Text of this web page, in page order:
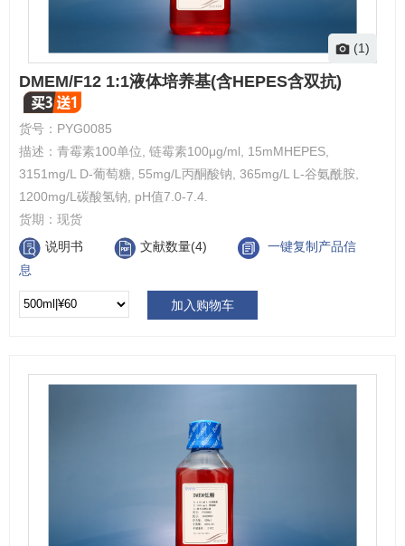
(1)
DMEM/F12 1:1液体培养基(含HEPES含双抗)
货号： PYG0085
描述： 青霉素100单位, 链霉素100μg/ml, 15mMHEPES,
3151mg/L D-葡萄糖, 55mg/L丙酮酸钠, 365mg/L L-谷氨酰胺,
1200mg/L碳酸氢钠, pH值7.0-7.4.
货期： 现货
说明书
文献数量(4)
一键复制产品信
息
加入购物车